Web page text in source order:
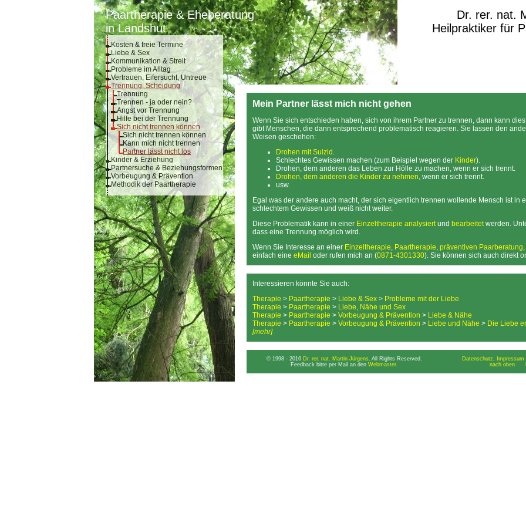
Paartherapie & Eheberatung
in Landshut
Dr. rer. nat.
Heilpraktiker für
Kosten & freie Termine
Liebe & Sex
Kommunikation & Streit
Probleme im Alltag
Vertrauen, Eifersucht, Untreue
Trennung, Scheidung
Trennung
Trennen - ja oder nein?
Angst vor Trennung
Hilfe bei der Trennung
Sich nicht trennen können
Sich nicht trennen können
Kann mich nicht trennen
Partner lässt nicht los
Kinder & Erziehung
Partnersuche & Beziehungsformen
Vorbeugung & Prävention
Methodik der Paartherapie
Mein Partner lässt mich nicht gehen
Wenn Sie sich entschieden haben, sich von ihrem Partner zu trennen, dann kann
gibt Menschen, die dann entsprechend problematisch reagieren. Sie lassen den
Weisen geschehen:
Drohen mit Suizid .
Schlechtes Gewissen machen (zum Beispiel wegen der Kinder).
Drohen, dem anderen das Leben zur Hölle zu machen, wenn er sich trennt.
Drohen, dem anderen die Kinder zu nehmen, wenn er sich trennt.
usw.
Egal was der andere auch macht, der sich eigentlich trennen wollende Mensch ist in
schlechtem Gewissen und weiß nicht weiter.
Diese Problematik kann in einer Einzeltherapie analysiertund bearbeitetwerden.
dass eine Trennung möglich wird.
Wenn Sie Interesse an einer Einzeltherapie, Paartherapie, präventiven Paarberatung
einfach eine eMail oder rufen mich an (0871-4301330). Sie können sich auch direkt
Interessieren könnte Sie auch:
Therapie > Paartherapie > Liebe & Sex > Probleme mit der Liebe
Therapie > Paartherapie > Liebe, Nähe und Sex
Therapie > Paartherapie > Vorbeugung & Prävention > Liebe & Nähe
Therapie > Paartherapie > Vorbeugung & Prävention > Liebe und Nähe > Die Liebe
[mehr]
© 1998 - 2016 Dr. rer. nat. Martin Jürgens. All Rights Reserved.
Feedback bitte per Mail an den Webmaster.
Datenschutz,
nach oben